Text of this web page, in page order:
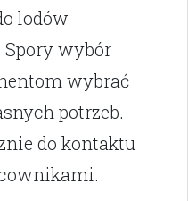
lodów
wybór
wybrać
potrzeb.
do kontaktu